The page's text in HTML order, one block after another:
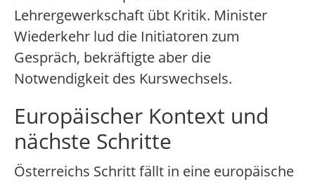
Lehrergewerkschaft übt Kritik. Minister
Wiederkehr lud die Initiatoren zum
Gespräch, bekräftigte aber die
Notwendigkeit des Kurswechsels.
Europäischer Kontext und
nächste Schritte
Österreichs Schritt fällt in eine europäische